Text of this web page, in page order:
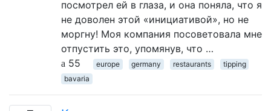
посмотрел ей в глаза, и она поняла, что я
не доволен этой «инициативой», но не
моргну! Моя компания посоветовала мне
отпустить это, упомянув, что …
55
europe germany restaurants
tipping
bavaria